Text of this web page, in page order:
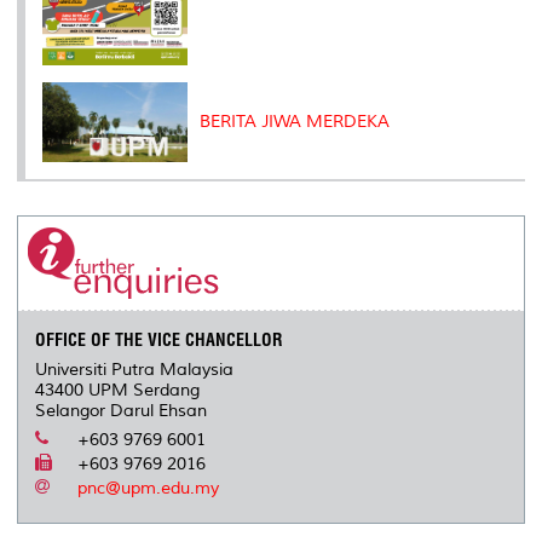
BERITA JIWA MERDEKA
OFFICE OF THE VICE CHANCELLOR
Universiti Putra Malaysia
43400 UPM Serdang
Selangor Darul Ehsan
+603 9769 6001
+603 9769 2016
pnc@upm.edu.my